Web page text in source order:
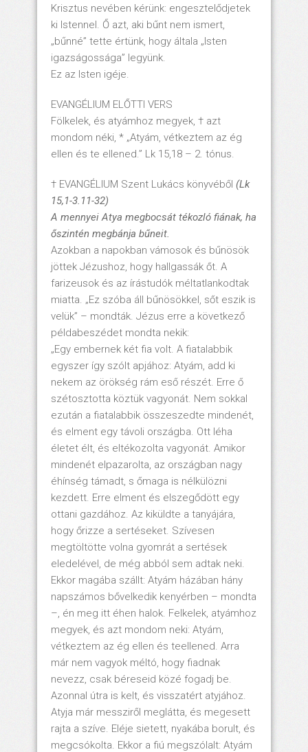
Krisztus nevében kérünk: engesztelődjetek
ki Istennel. Ő azt, aki bűnt nem ismert,
„bűnné” tette értünk, hogy általa „Isten
igazságossága” legyünk.
Ez az Isten igéje.
EVANGÉLIUM ELŐTTI VERS
Fölkelek, és atyámhoz megyek, † azt
mondom néki, * „Atyám, vétkeztem az ég
ellen és te ellened.” Lk 15,18 – 2. tónus.
† EVANGÉLIUM Szent Lukács könyvéből (Lk
15,1-3.11-32)
A mennyei Atya megbocsát tékozló fiának, ha
őszintén megbánja bűneit.
Azokban a napokban vámosok és bűnösök
jöttek Jézushoz, hogy hallgassák őt. A
farizeusok és az írástudók méltatlankodtak
miatta. „Ez szóba áll bűnösökkel, sőt eszik is
velük” – mondták. Jézus erre a következő
példabeszédet mondta nekik:
„Egy embernek két fia volt. A fiatalabbik
egyszer így szólt apjához: Atyám, add ki
nekem az örökség rám eső részét. Erre ő
szétosztotta köztük vagyonát. Nem sokkal
ezután a fiatalabbik összeszedte mindenét,
és elment egy távoli országba. Ott léha
életet élt, és eltékozolta vagyonát. Amikor
mindenét elpazarolta, az országban nagy
éhínség támadt, s őmaga is nélkülözni
kezdett. Erre elment és elszegődött egy
ottani gazdához. Az kiküldte a tanyájára,
hogy őrizze a sertéseket. Szívesen
megtöltötte volna gyomrát a sertések
eledelével, de még abból sem adtak neki.
Ekkor magába szállt: Atyám házában hány
napszámos bővelkedik kenyérben – mondta
–, én meg itt éhen halok. Felkelek, atyámhoz
megyek, és azt mondom neki: Atyám,
vétkeztem az ég ellen és teellened. Arra
már nem vagyok méltó, hogy fiadnak
nevezz, csak béreseid közé fogadj be.
Azonnal útra is kelt, és visszatért atyjához.
Atyja már messziről meglátta, és megesett
rajta a szíve. Eléje sietett, nyakába borult, és
megcsókolta. Ekkor a fiú megszólalt: Atyám